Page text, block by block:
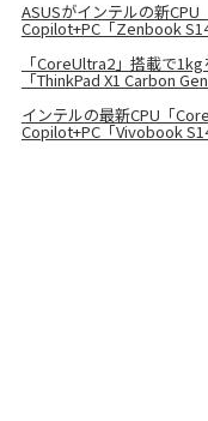
ASUSがインテルの新
Copilot+PC「Zenbook
「CoreUltra2」搭載で
「ThinkPad X1 Carbon
インテルの最新CPU「
Copilot+PC「Vivobook